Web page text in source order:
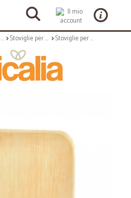
Esterno e giardino Stoviglie per esterni Stoviglie per outdoor: Pure piatto in foglia di palma 18x18 cm 6 pz